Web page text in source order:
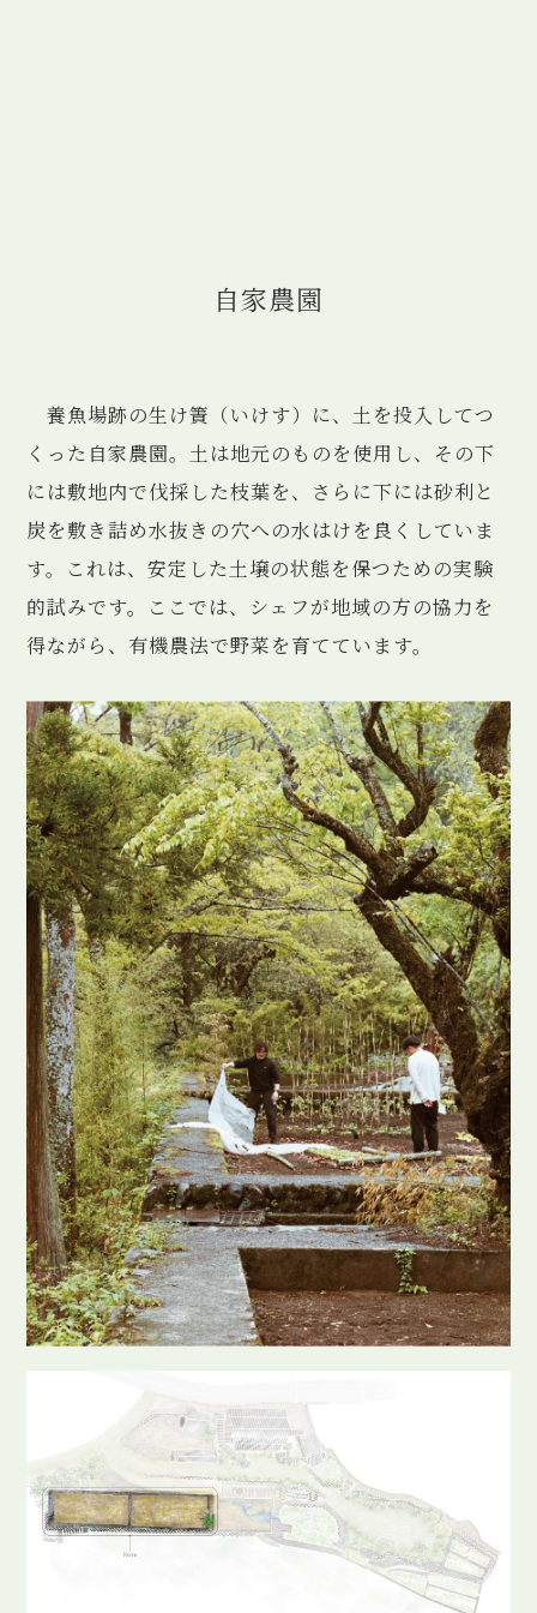
自家農園
養魚場跡の生け簀（いけす）に、土を投入してつ
くった自家農園。土は地元のものを使用し、その下
には敷地内で伐採した枝葉を、さらに下には砂利と
炭を敷き詰め水抜きの穴への水はけを良くしていま
す。これは、安定した土壌の状態を保つための実験
的試みです。ここでは、シェフが地域の方の協力を
得ながら、有機農法で野菜を育てています。